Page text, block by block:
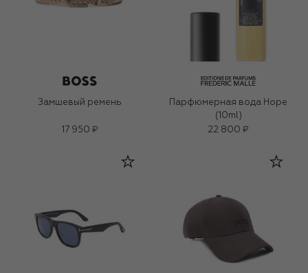
Замшевый ремень
17 950 ₽
Парфюмерная вода Hope
(10ml)
22 800 ₽